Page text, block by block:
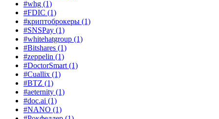
#whg (1)
#FDIC (1)
#криптоброкеры (1)
#SNSPay (1)
#whitehatgroup (1)
#Bitshares (1)
#zeppelin (1)
#DoctorSmart (1)
#Cuallix (1)
#BTZ (1)
#aeternity (1)
#doc.ai (1)
#NANO (1)